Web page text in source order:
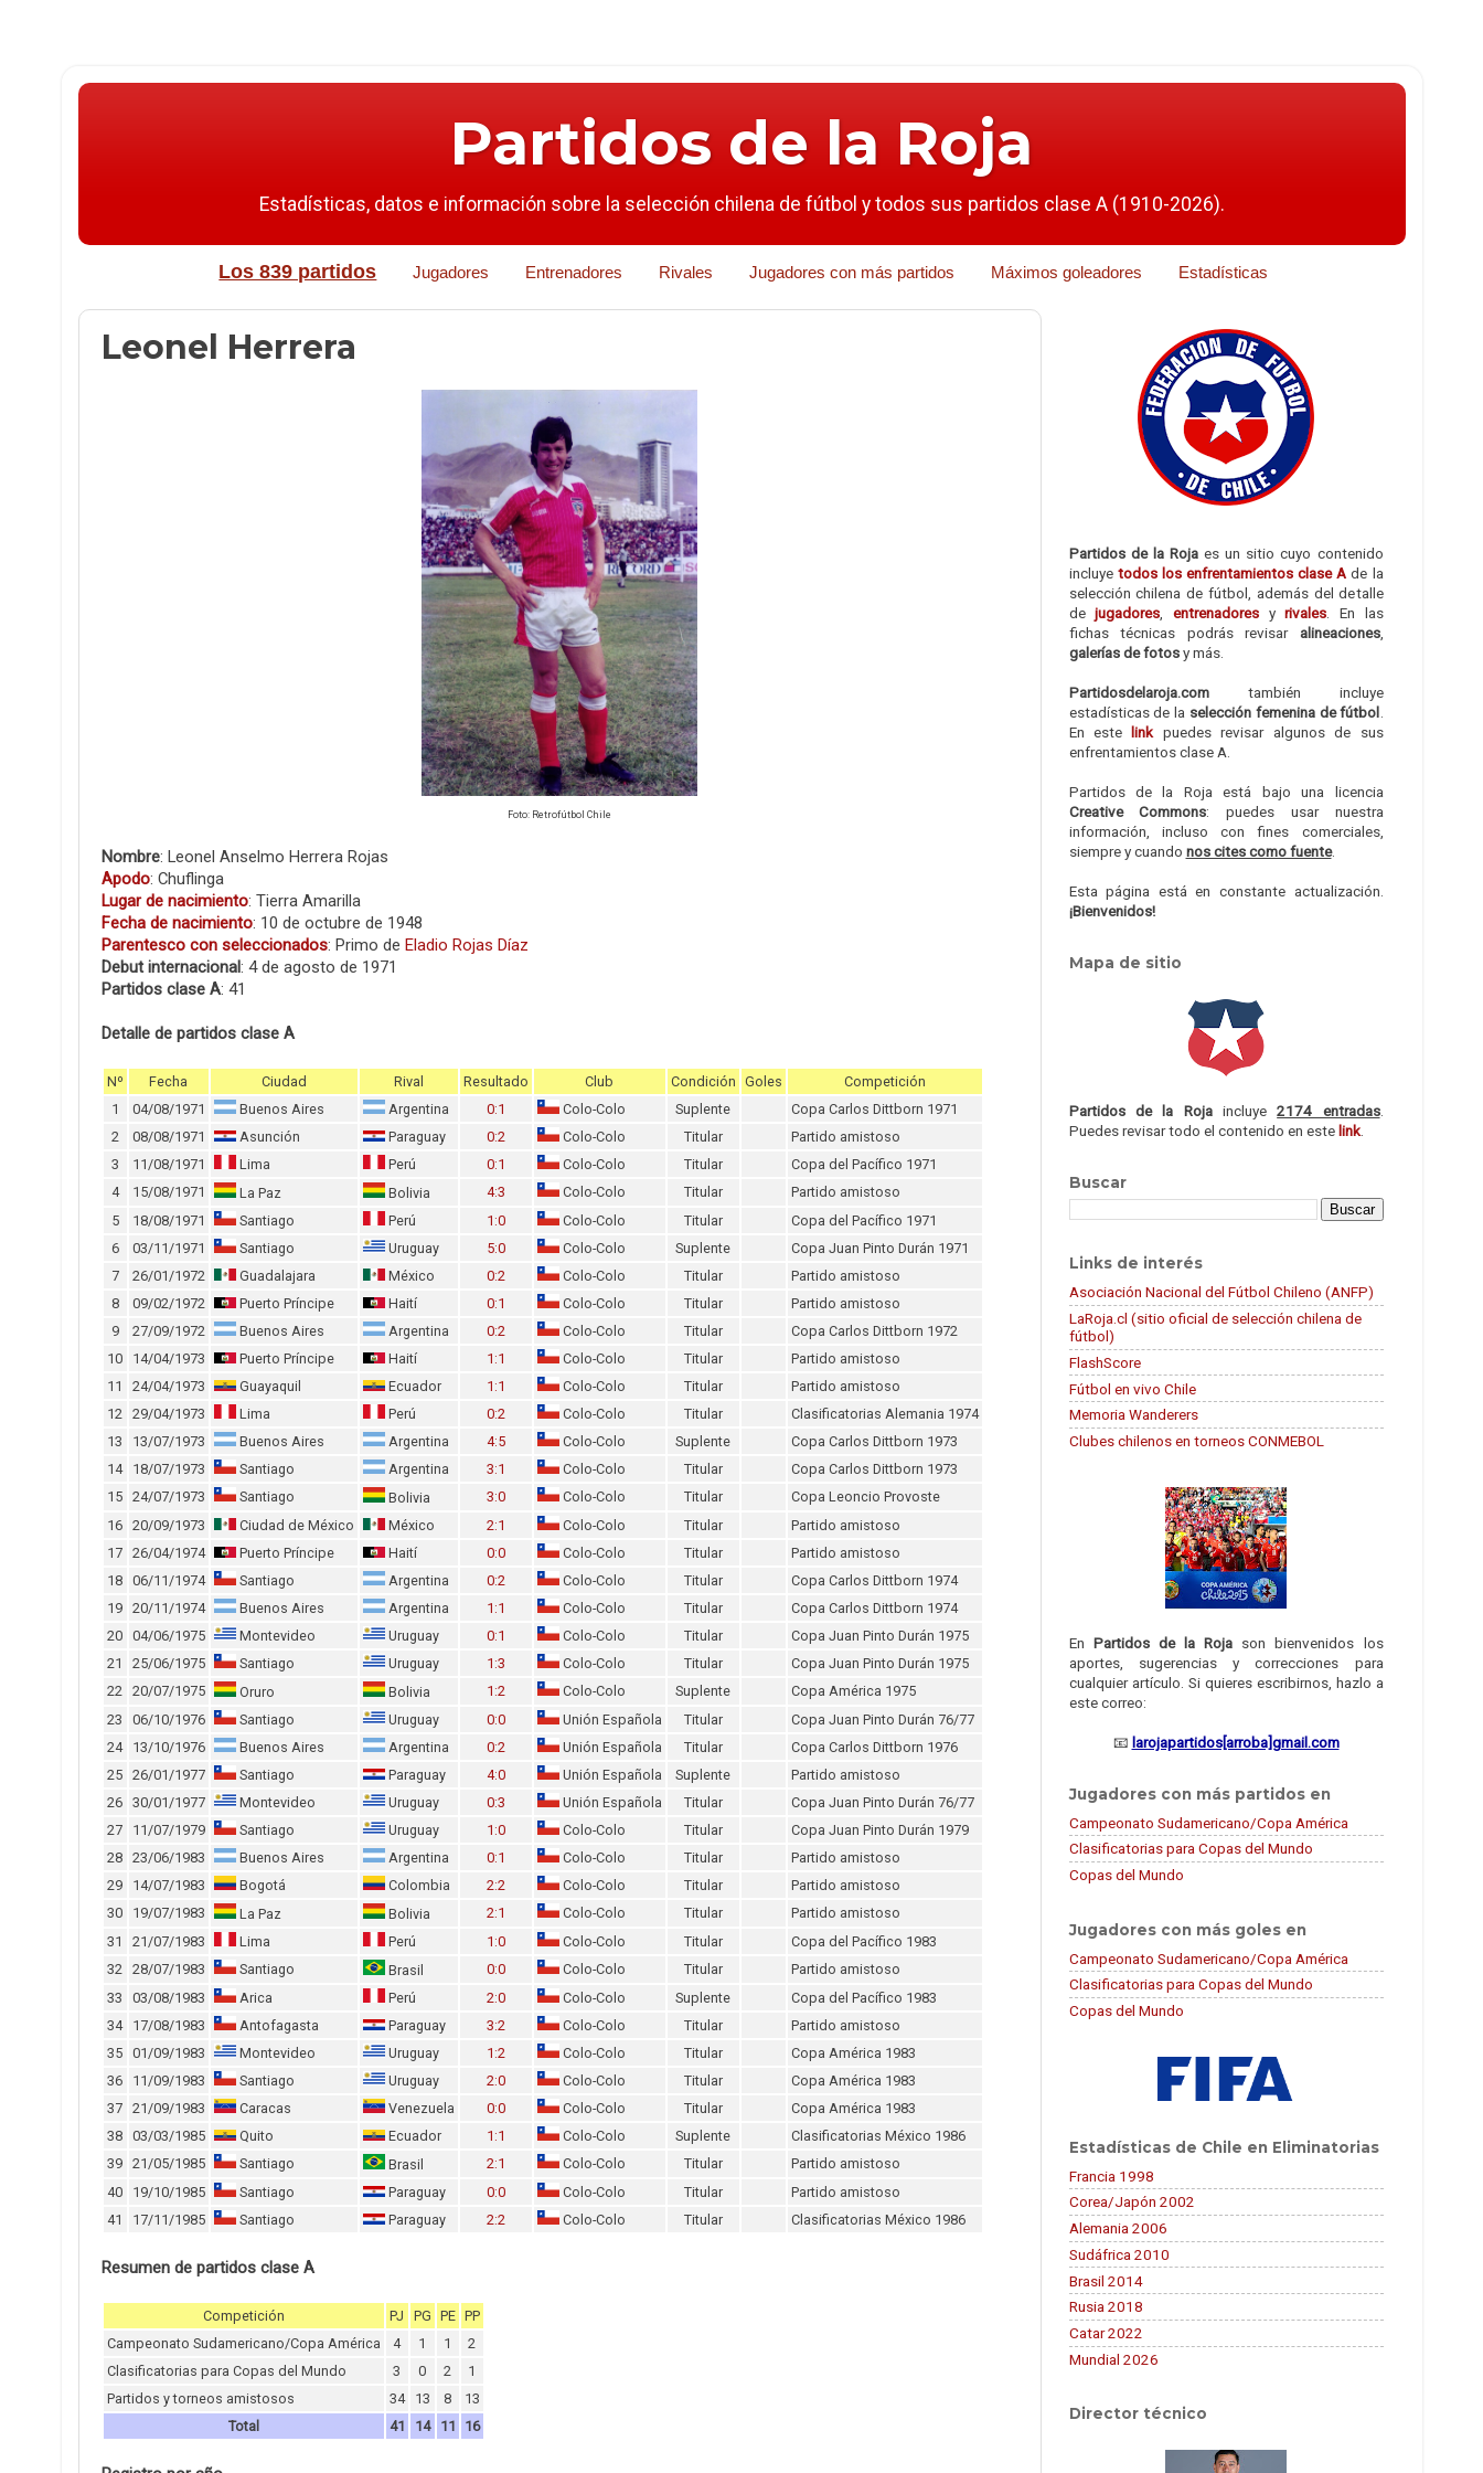
Partidos de la Roja
Estadísticas, datos e información sobre la selección chilena de fútbol y todos sus partidos clase A (1910-2026).
Los 839 partidos Jugadores Entrenadores Rivales Jugadores con más partidos Máximos goleadores Estadísticas
Leonel Herrera
Foto: Retrofútbol Chile
Nombre: Leonel Anselmo Herrera Rojas
Apodo: Chuflinga
Lugar de nacimiento: Tierra Amarilla
Fecha de nacimiento: 10 de octubre de 1948
Parentesco con seleccionados: Primo de Eladio Rojas Díaz
Debut internacional: 4 de agosto de 1971
Partidos clase A: 41
Detalle de partidos clase A
Nº Fecha Ciudad Rival Resultado Club Condición Goles
Competición
1
04/08/1971 Buenos Aires Argentina 0:1 Colo-Colo Suplente
Copa Carlos Dittborn 1971
2
08/08/1971 Asunción Paraguay 0:2 Colo-Colo Titular
Partido amistoso
3
11/08/1971 Lima Perú 0:1 Colo-Colo Titular
Copa del Pacífico 1971
4
15/08/1971 La Paz Bolivia 4:3 Colo-Colo Titular
Partido amistoso
5
18/08/1971 Santiago Perú 1:0 Colo-Colo Titular
Copa del Pacífico 1971
6
03/11/1971 Santiago Uruguay 5:0 Colo-Colo Suplente
Copa Juan Pinto Durán 1971
7
26/01/1972 Guadalajara México 0:2 Colo-Colo Titular
Partido amistoso
8
09/02/1972 Puerto Príncipe Haití 0:1 Colo-Colo Titular
Partido amistoso
9
27/09/1972 Buenos Aires Argentina 0:2 Colo-Colo Titular
Copa Carlos Dittborn 1972
10
14/04/1973 Puerto Príncipe Haití 1:1 Colo-Colo Titular
Partido amistoso
11
24/04/1973 Guayaquil Ecuador 1:1 Colo-Colo Titular
Partido amistoso
12 29/04/1973 Lima Perú 0:2 Colo-Colo Titular
Clasificatorias Alemania 1974
13
13/07/1973 Buenos Aires Argentina 4:5 Colo-Colo Suplente
Copa Carlos Dittborn 1973
14
18/07/1973 Santiago Argentina 3:1 Colo-Colo Titular
Copa Carlos Dittborn 1973
15 24/07/1973 Santiago Bolivia 3:0 Colo-Colo Titular
Copa Leoncio Provoste
16 20/09/1973 Ciudad de México México 2:1 Colo-Colo Titular
Partido amistoso
17 26/04/1974 Puerto Príncipe Haití 0:0 Colo-Colo Titular
Partido amistoso
18 06/11/1974 Santiago Argentina 0:2 Colo-Colo Titular
Copa Carlos Dittborn 1974
19 20/11/1974 Buenos Aires Argentina 1:1 Colo-Colo Titular
Copa Carlos Dittborn 1974
20 04/06/1975 Montevideo Uruguay 0:1 Colo-Colo Titular
Copa Juan Pinto Durán 1975
21
25/06/1975 Santiago Uruguay 1:3 Colo-Colo Titular
Copa Juan Pinto Durán 1975
22 20/07/1975 Oruro Bolivia 1:2 Colo-Colo Suplente
Copa América 1975
23
06/10/1976 Santiago Uruguay 0:0 Unión Española Titular
Copa Juan Pinto Durán 76/77
24
13/10/1976 Buenos Aires Argentina 0:2 Unión Española Titular
Copa Carlos Dittborn 1976
25 26/01/1977 Santiago Paraguay 4:0 Unión Española Suplente
Partido amistoso
26 30/01/1977 Montevideo Uruguay 0:3 Unión Española Titular
Copa Juan Pinto Durán 76/77
27
11/07/1979 Santiago Uruguay 1:0 Colo-Colo Titular
Copa Juan Pinto Durán 1979
28 23/06/1983 Buenos Aires Argentina 0:1 Colo-Colo Titular
Partido amistoso
29
14/07/1983 Bogotá Colombia 2:2 Colo-Colo Titular
Partido amistoso
30
19/07/1983 La Paz Bolivia 2:1 Colo-Colo Titular
Partido amistoso
31
21/07/1983 Lima Perú 1:0 Colo-Colo Titular
Copa del Pacífico 1983
32 28/07/1983 Santiago Brasil 0:0 Colo-Colo Titular
Partido amistoso
33
03/08/1983 Arica Perú 2:0 Colo-Colo Suplente
Copa del Pacífico 1983
34
17/08/1983 Antofagasta Paraguay 3:2 Colo-Colo Titular
Partido amistoso
35 01/09/1983 Montevideo Uruguay 1:2 Colo-Colo Titular
Copa América 1983
36
11/09/1983 Santiago Uruguay 2:0 Colo-Colo Titular
Copa América 1983
37 21/09/1983 Caracas Venezuela 0:0 Colo-Colo Titular
Copa América 1983
38 03/03/1985 Quito Ecuador 1:1 Colo-Colo Suplente
Clasificatorias México 1986
39 21/05/1985 Santiago Brasil 2:1 Colo-Colo Titular
Partido amistoso
40
19/10/1985 Santiago Paraguay 0:0 Colo-Colo Titular
Partido amistoso
41
17/11/1985 Santiago Paraguay 2:2 Colo-Colo Titular Clasificatorias México 1986
Resumen de partidos clase A
Competición PJ PG PE PP
Campeonato Sudamericano/Copa América
4 1 1
2
Clasificatorias para Copas del Mundo
3 0 2
1
Partidos y torneos amistosos
34 13 8
13
Total
41 14 11 16
Partidos de la Rojaes un sitio cuyo contenido
incluye todos los enfrentamientos clase A de la
selección chilena de fútbol, además del detalle
dejugadores entrenadoresyrivales . En las
fichas técnicas podrás revisar alineaciones,
galerías de fotosy más.
Partidosdelaroja.comtambién incluye
estadísticas de la selección femenina de fútbol
En este link puedes revisar algunos de sus
enfrentamientos clase A.
Partidos de la Roja está bajo una licencia
Creative Commons: puedes usar nuestra
información, incluso con fines comerciales,
siempre y cuando nos cites como fuente.
Esta página está en constante actualización.
¡Bienvenidos!
Mapa de sitio
Partidos de la Rojaincluye2174 entradas.
Puedes revisar todo el contenido en estelink.
Buscar
Links de interés
Asociación Nacional del Fútbol Chileno (ANFP)
LaRoja.cl (sitio oficial de selección chilena de
fútbol)
FlashScore
Fútbol en vivo Chile
Memoria Wanderers
Clubes chilenos en torneos CONMEBOL
En Partidos de la Roja son bienvenidos los
aportes, sugerencias y correcciones para
cualquier artículo. Si quieres escribirnos, hazlo a
este correo:
📧 larojapartidos[arroba]gmail.com
Jugadores con más partidos en
Campeonato Sudamericano/Copa América
Clasificatorias para Copas del Mundo
Copas del Mundo
Jugadores con más goles en
Campeonato Sudamericano/Copa América
Clasificatorias para Copas del Mundo
Copas del Mundo
Estadísticas de Chile en Eliminatorias
Francia 1998
Corea/Japón 2002
Alemania 2006
Sudáfrica 2010
Brasil 2014
Rusia 2018
Catar 2022
Mundial 2026
Director técnico